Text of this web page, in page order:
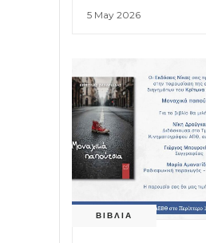
5 May 2026
ΒΙΒΛΙΑ